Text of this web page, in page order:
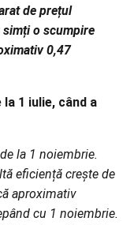
de prețul
o scumpire
0,47
1 iulie, când a
la 1 noiembrie.
eficiență crește de
aproximativ
cu 1 noiembrie.